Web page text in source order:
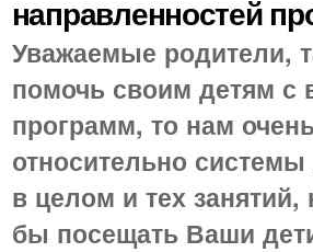
направленностей
Уважаемые родители,
помочь своим детям с
программ, то нам
относительно
в целом и тех
бы посещать Ваши